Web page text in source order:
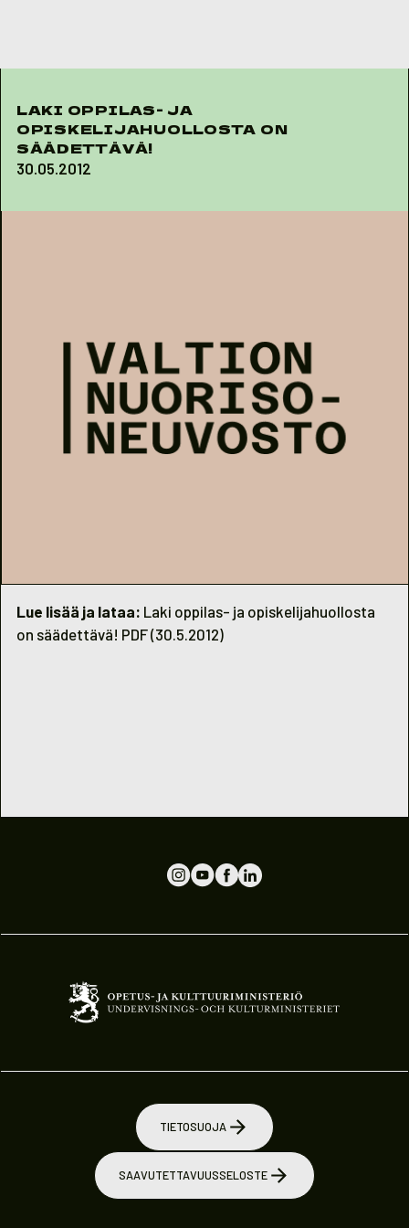
LAKI OPPILAS- JA
OPISKELIJAHUOLLOSTA ON
SÄÄDETTÄVÄ!
30.05.2012
Lue lisää ja lataa: Laki oppilas- ja opiskelijahuollosta
on säädettävä! PDF (30.5.2012)
TIETOSUOJA
SAAVUTETTAVUUSSELOSTE